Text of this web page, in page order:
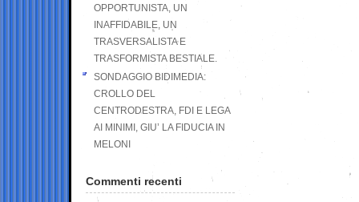
OPPORTUNISTA, UN
INAFFIDABILE, UN
TRASVERSALISTA E
TRASFORMISTA BESTIALE.
SONDAGGIO BIDIMEDIA:
CROLLO DEL
CENTRODESTRA, FDI E LEGA
AI MINIMI, GIU’ LA FIDUCIA IN
MELONI
Commenti recenti